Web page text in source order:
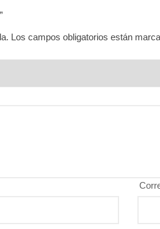
Los campos obligatorios están